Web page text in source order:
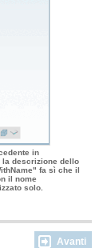
in
la descrizione dello
fa sì che il
il nome
solo.
Avanti